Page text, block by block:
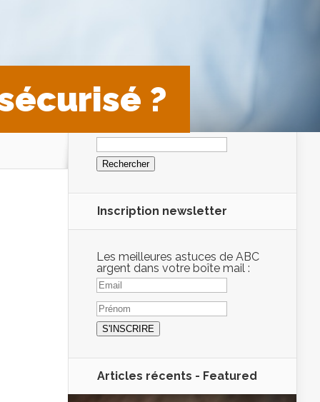
?
Rechercher :
Inscription newsletter
Les meilleures astuces de ABC
argent dans votre boîte mail :
Articles récents - Featured